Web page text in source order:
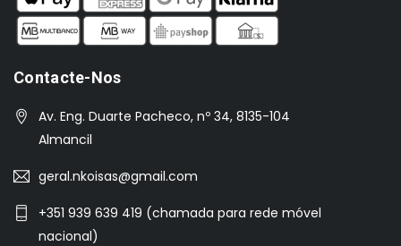
Contacte-Nos
Av. Eng. Duarte Pacheco, nº 34, 8135-104
Almancil
geral.nkoisas@gmail.com
+351 939 639 419 (chamada para rede móvel
nacional)